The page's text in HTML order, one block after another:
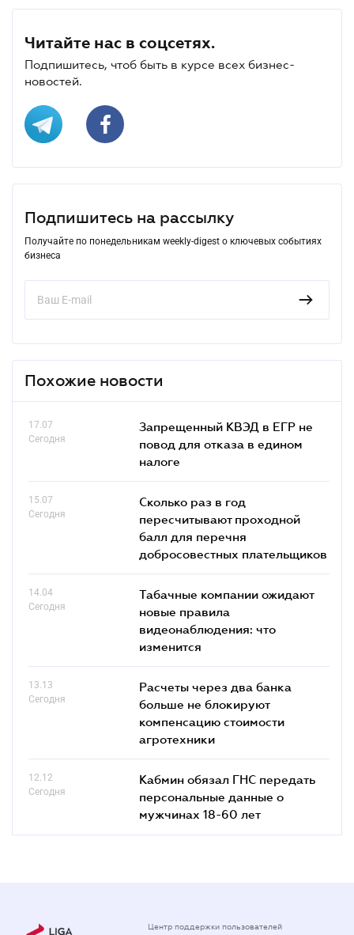
Читайте нас в соцсетях.
Подпишитесь, чтоб быть в курсе всех бизнес-
новостей.
Подпишитесь на рассылку
Получайте по понедельникам weekly-digest о ключевых событиях
бизнеса
Похожие новости
17.07
Сегодня
Запрещенный КВЭД в ЕГР не
повод для отказа в едином
налоге
15.07
Сегодня
Сколько раз в год
пересчитывают проходной
балл для перечня
добросовестных плательщиков
14.04
Сегодня
Табачные компании ожидают
новые правила
видеонаблюдения: что
изменится
13.13
Сегодня
Расчеты через два банка
больше не блокируют
компенсацию стоимости
агротехники
12.12
Сегодня
Кабмин обязал ГНС передать
персональные данные о
мужчинах 18-60 лет
Центр поддержки пользователей